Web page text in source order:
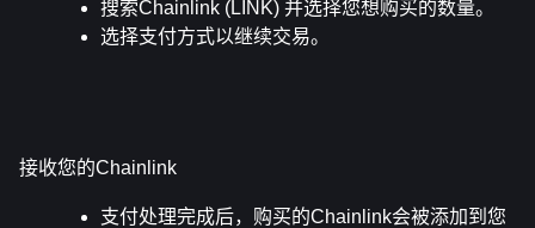
搜索Chainlink (LINK) 并选择您想购买的数量。
选择支付方式以继续交易。
接收您的Chainlink
支付处理完成后，购买的Chainlink会被添加到您